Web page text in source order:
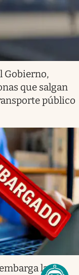
Gobierno,
que salgan
público
las